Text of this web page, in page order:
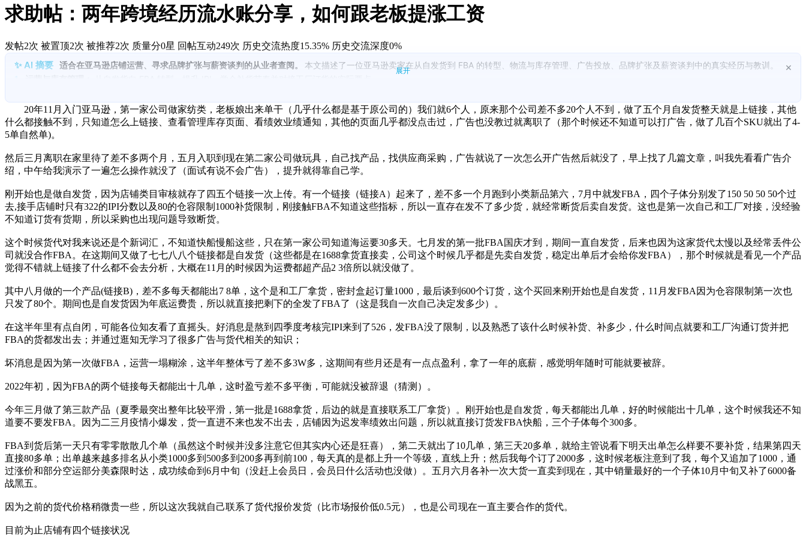
求助帖：两年跨境经历流水账分享，如何跟老板提涨工资
发帖2次 被置顶2次 被推荐2次 质量分0星 回帖互动249次 历史交流热度15.35% 历史交流深度0%
×
适合在亚马逊店铺运营、寻求品牌扩张与薪资谈判的从业者查阅。 本文描述了一位亚马逊卖家在从自发货到 FBA 的转型、物流与库存管理、广告投放、品牌扩张及薪资谈判中的真实经历与教训。
3. 广告与投放策略：初期广告不足、ACoS 上升，现通过市场定位与优先级优化维持小类排名。
4. 品牌与店铺结构：新品牌备案、老店两品牌部署的冲突与决策，如何与老板沟通。
5. 库存与定价策略：
展开
20年11月入门亚马逊，第一家公司做家纺类，老板娘出来单干（几乎什么都是基于原公司的）我们就6个人，原来那个公司差不多20个人不到，做了五个月自发货整天就是上链接，其他
什么都接触不到，只知道怎么上链接、查看管理库存页面、看绩效业绩通知，其他的页面几乎都没点击过，广告也没教过就离职了（那个时候还不知道可以打广告，做了几百个SKU就出了4-
5单自然单)。
然后三月离职在家里待了差不多两个月，五月入职到现在第二家公司做玩具，自己找产品，找供应商采购，广告就说了一次怎么开广告然后就没了，早上找了几篇文章，叫我先看看广告介
绍，中午给我演示了一遍怎么操作就没了（面试有说不会广告），提升就得靠自己学。
刚开始也是做自发货，因为店铺类目审核就存了四五个链接一次上传。有一个链接（链接A）起来了，差不多一个月跑到小类新品第六，7月中就发FBA，四个子体分别发了150 50 50 50个过
去,接手店铺时只有322的IPI分数以及80的仓容限制1000补货限制，刚接触FBA不知道这些指标，所以一直存在发不了多少货，就经常断货后卖自发货。这也是第一次自己和工厂对接，没经验
不知道订货有货期，所以采购也出现问题导致断货。
这个时候货代对我来说还是个新词汇，不知道快船慢船这些，只在第一家公司知道海运要30多天。七月发的第一批FBA国庆才到，期间一直自发货，后来也因为这家货代太慢以及经常丢件公
司就没合作FBA。在这期间又做了七七八八个链接都是自发货（这些都是在1688拿货直接卖，公司这个时候几乎都是先卖自发货，稳定出单后才会给你发FBA），那个时候就是看见一个产品
觉得不错就上链接了什么都不会去分析，大概在11月的时候因为运费都超产品2 3倍所以就没做了。
其中八月做的一个产品(链接B)，差不多每天都能出7 8单，这个是和工厂拿货，密封盒起订量1000，最后谈到600个订货，这个买回来刚开始也是自发货，11月发FBA因为仓容限制第一次也
只发了80个。期间也是自发货因为年底运费贵，所以就直接把剩下的全发了FBA了（这是我自一次自己决定发多少）。
在这半年里有点自闭，可能各位知友看了直摇头。好消息是熬到四季度考核完IPI来到了526，发FBA没了限制，以及熟悉了该什么时候补货、补多少，什么时间点就要和工厂沟通订货并把
FBA的货都发出去；并通过逛知无学习了很多广告与货代相关的知识；
坏消息是因为第一次做FBA，运营一塌糊涂，这半年整体亏了差不多3W多，这期间有些月还是有一点点盈利，拿了一年的底薪，感觉明年随时可能就要被辞。
2022年初，因为FBA的两个链接每天都能出十几单，这时盈亏差不多平衡，可能就没被辞退（猜测）。
今年三月做了第三款产品（夏季最突出整年比较平滑，第一批是1688拿货，后边的就是直接联系工厂拿货）。刚开始也是自发货，每天都能出几单，好的时候能出十几单，这个时候我还不知
道要不要发FBA。因为二三月疫情小爆发，货一直进不来也发不出去，店铺因为迟发率绩效出问题，所以就直接订货发FBA快船，三个子体每个300多。
FBA到货后第一天只有零零散散几个单（虽然这个时候并没多注意它但其实内心还是狂喜），第二天就出了10几单，第三天20多单，就给主管说看下明天出单怎么样要不要补货，结果第四天
直接80多单；出单越来越多排名从小类1000多到500多到200多再到前100，每天真的是都上升一个等级，直线上升；然后我每个订了2000多，这时候老板注意到了我，每个又追加了1000，通
过涨价和部分空运部分美森限时达，成功续命到6月中旬（没赶上会员日，会员日什么活动也没做）。五月六月各补一次大货一直卖到现在，其中销量最好的一个子体10月中旬又补了6000备
战黑五。
因为之前的货代价格稍微贵一些，所以这次我就自己联系了货代报价发货（比市场报价低0.5元），也是公司现在一直主要合作的货代。
目前为止店铺有四个链接状况